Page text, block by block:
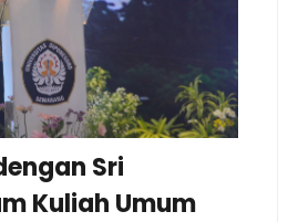
Sri
Kuliah Umum